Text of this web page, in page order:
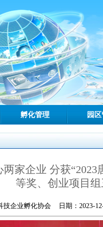
孵化管理 园
家企业 分获
等奖、创业项目
技企业孵化协会 日期：2023-